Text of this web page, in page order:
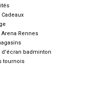
Cadeaux
Arena Rennes
d'écran badminton
tournois